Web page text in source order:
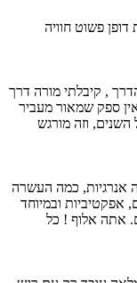
פשוט חוויה
, קיבלתי מורה דרך
ספק שמאור מעביר
וזה מורגש
אנרגיות, כמה העשרה
אפקטיביות ובמיוחד
אתה אלוף ! כל